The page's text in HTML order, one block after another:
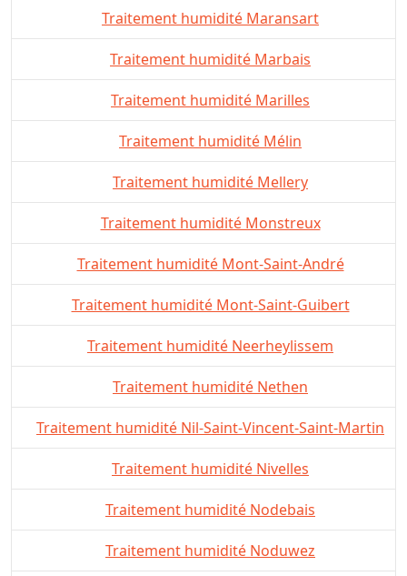
Traitement humidité Maransart
Traitement humidité Marbais
Traitement humidité Marilles
Traitement humidité Mélin
Traitement humidité Mellery
Traitement humidité Monstreux
Traitement humidité Mont-Saint-André
Traitement humidité Mont-Saint-Guibert
Traitement humidité Neerheylissem
Traitement humidité Nethen
Traitement humidité Nil-Saint-Vincent-Saint-Martin
Traitement humidité Nivelles
Traitement humidité Nodebais
Traitement humidité Noduwez